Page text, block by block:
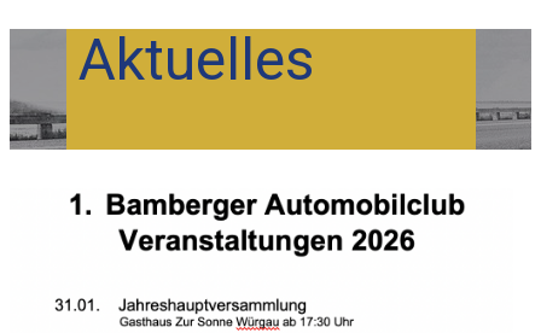
Aktuelles